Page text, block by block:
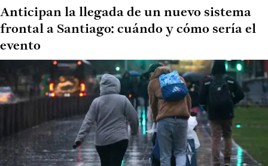
Anticipan la llegada de un nuevo sistema
frontal a Santiago: cuándo y cómo sería el
evento